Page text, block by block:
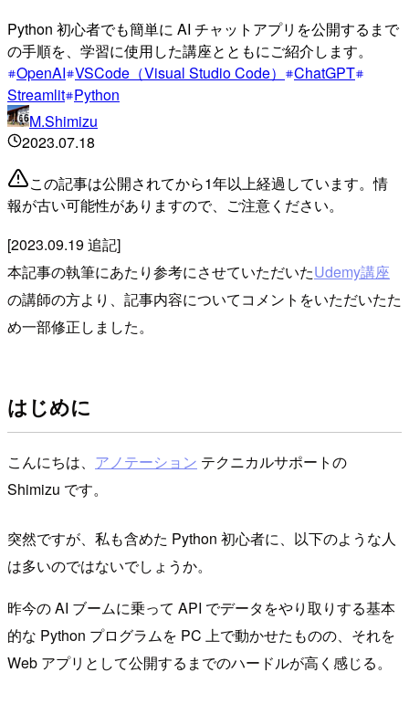
Python 初心者でも簡単に AI チャットアプリを公開するまで
の手順を、学習に使用した講座とともにご紹介します。
OpenAI VSCode（Visual Studio Code）
ChatGPT
Streamlit Python
M.Shimizu
2023.07.18
この記事は公開されてから1年以上経過しています。情
報が古い可能性がありますので、ご注意ください。
[2023.09.19 追記]
本記事の執筆にあたり参考にさせていただいたUdemy講座
の講師の方より、記事内容についてコメントをいただいたた
め一部修正しました。
はじめに
こんにちは、 アノテーション テクニカルサポートの
Shimizu です。
突然ですが、私も含めた Python 初心者に、以下のような人
は多いのではないでしょうか。
昨今の AI ブームに乗って API でデータをやり取りする基本
的な Python プログラムを PC 上で動かせたものの、それを
Web アプリとして公開するまでのハードルが高く感じる。